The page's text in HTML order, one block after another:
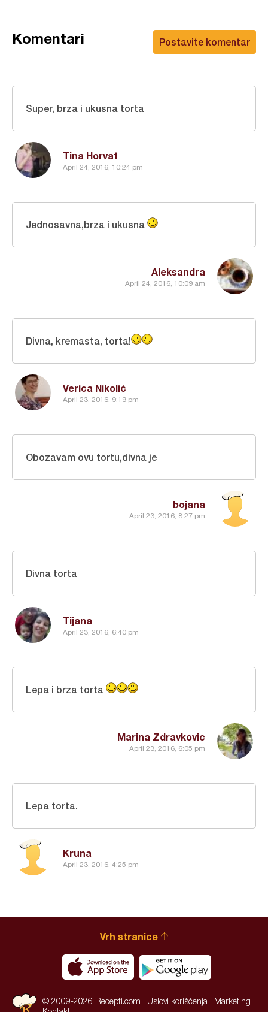
Postavite komentar
Komentari
Tina Horvat
April 24, 2016, 10:24 pm
Super, brza i ukusna torta
Aleksandra
April 24, 2016, 10:09 am
Jednosavna,brza i ukusna
Verica Nikolić
April 23, 2016, 9:19 pm
Divna, kremasta, torta!
bojana
April 23, 2016, 8:27 pm
Obozavam ovu tortu,divna je
Tijana
April 23, 2016, 6:40 pm
Divna torta
Marina Zdravkovic
April 23, 2016, 6:05 pm
Lepa i brza torta
Kruna
April 23, 2016, 4:25 pm
Lepa torta.
Vrh stranice
© 2009-2026 Recepti.com | Uslovi korišćenja Marketing